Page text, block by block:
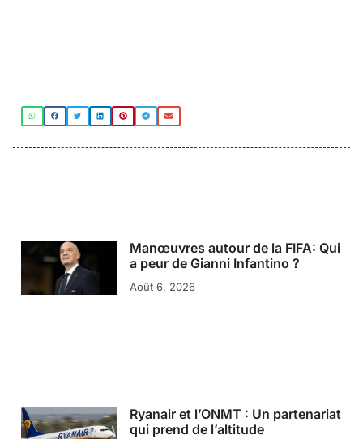
Manœuvres autour de la FIFA: Qui
a peur de Gianni Infantino ?
Août 6, 2026
Ryanair et l’ONMT : Un partenariat
qui prend de l’altitude